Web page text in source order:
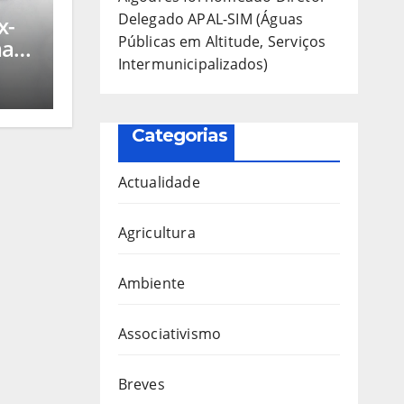
Delegado APAL-SIM (Águas
Públicas em Altitude, Serviços
Intermunicipalizados)
Categorias
Actualidade
Agricultura
Ambiente
Associativismo
Breves